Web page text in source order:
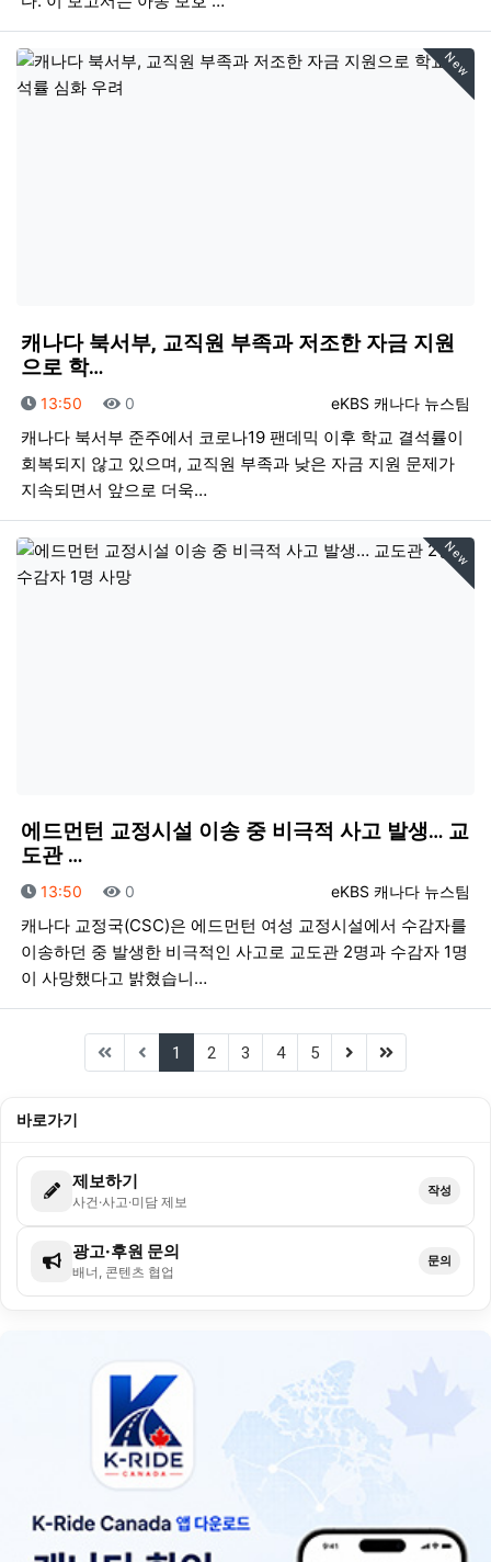
New
캐나다 북서부, 교직원 부족과 저조한 자금 지원
으로 학…
등록자
eKBS 캐나다 뉴스팀
등록일
13:50 조회
0
캐나다 북서부 준주에서 코로나19 팬데믹 이후 학교 결석률이
회복되지 않고 있으며, 교직원 부족과 낮은 자금 지원 문제가
지속되면서 앞으로 더욱…
New
에드먼턴 교정시설 이송 중 비극적 사고 발생… 교
도관 …
등록자
eKBS 캐나다 뉴스팀
등록일
13:50 조회
0
캐나다 교정국(CSC)은 에드먼턴 여성 교정시설에서 수감자를
이송하던 중 발생한 비극적인 사고로 교도관 2명과 수감자 1명
이 사망했다고 밝혔습니…
1 (current)
2 3 4 5 (next)(last)
바로가기
제보하기
사건·사고·미담 제보
작성
광고·후원 문의
배너, 콘텐츠 협업
문의